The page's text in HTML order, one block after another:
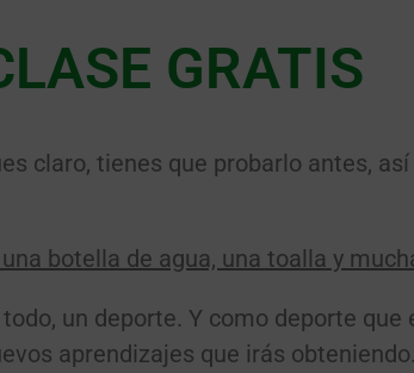
GRATIS
claro, tienes que probarlo antes,
botella de agua, una toalla y
un deporte. Y como deporte que
aprendizajes que irás